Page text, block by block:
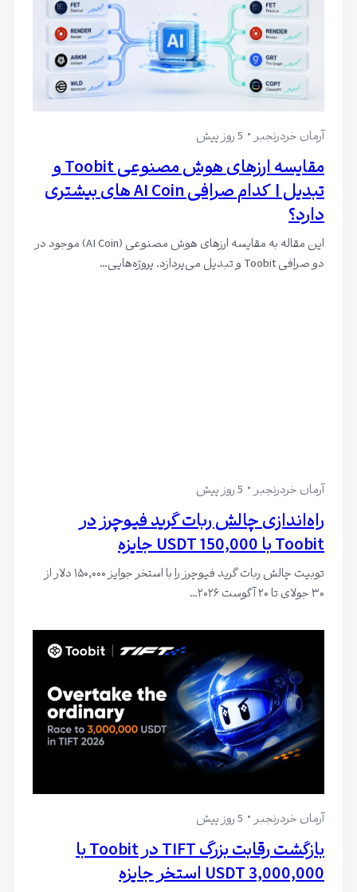
آرمان خردرنجبر 5 روز پیش
مقایسه ارزهای هوش مصنوعی Toobit و
تبدیل | کدام صرافی AI Coin های بیشتری
دارد؟
این مقاله به مقایسه ارزهای هوش مصنوعی (AI Coin) موجود در
دو صرافی Toobit و تبدیل می‌پردازد. پروژه‌هایی…
آرمان خردرنجبر 5 روز پیش
راه‌اندازی چالش ربات گرید فیوچرز در
Toobit با 150,000 USDT جایزه
توبیت چالش ربات گرید فیوچرز را با استخر جوایز ۱۵۰,۰۰۰ دلار از
۳۰ جولای تا ۲۰ آگوست ۲۰۲۶…
آرمان خردرنجبر 5 روز پیش
بازگشت رقابت بزرگ TIFT در Toobit با
3,000,000 USDT استخر جایزه